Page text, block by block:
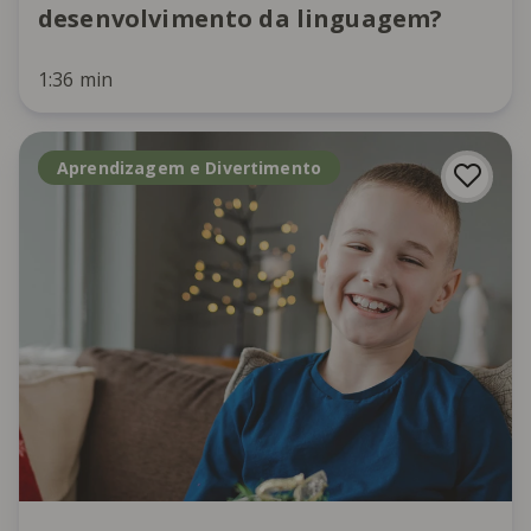
desenvolvimento da linguagem?
1:36 min
Aprendizagem e Divertimento